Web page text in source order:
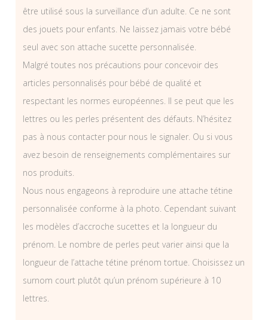
être utilisé sous la surveillance d’un adulte. Ce ne sont
des jouets pour enfants. Ne laissez jamais votre bébé
seul avec son attache sucette personnalisée.
Malgré toutes nos précautions pour concevoir des
articles personnalisés pour bébé de qualité et
respectant les normes européennes. Il se peut que les
lettres ou les perles présentent des défauts. N’hésitez
pas à nous contacter pour nous le signaler. Ou si vous
avez besoin de renseignements complémentaires sur
nos produits.
Nous nous engageons à reproduire une attache tétine
personnalisée conforme à la photo. Cependant suivant
les modèles d’accroche sucettes et la longueur du
prénom. Le nombre de perles peut varier ainsi que la
longueur de l’attache tétine prénom tortue. Choisissez un
surnom court plutôt qu’un prénom supérieure à 10
lettres.